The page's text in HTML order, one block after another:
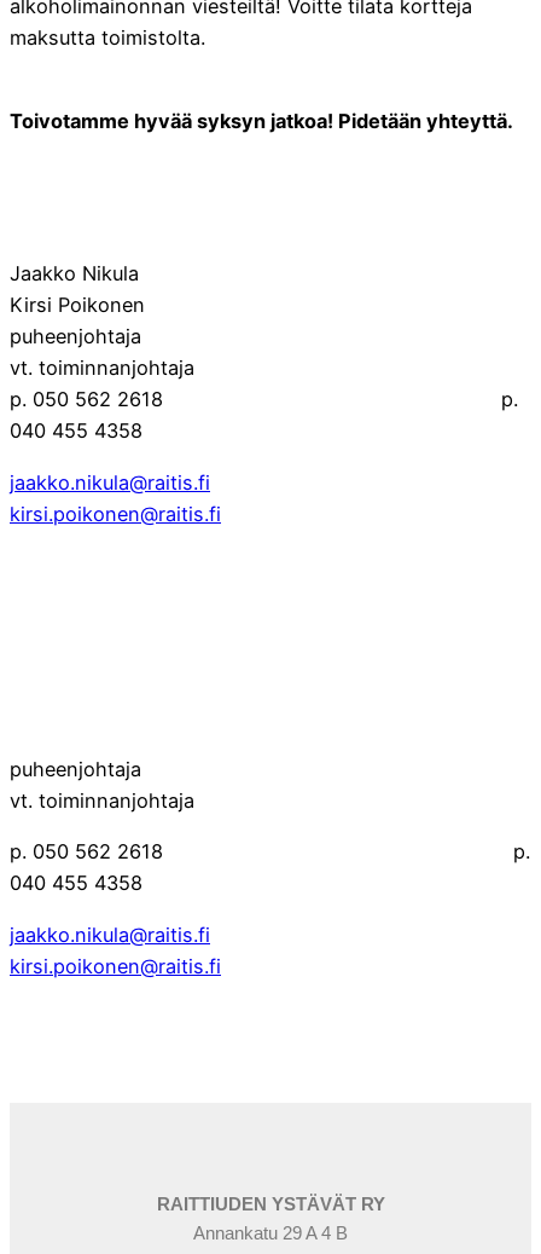
alkoholimainonnan viesteiltä! Voitte tilata kortteja
maksutta toimistolta.
Toivotamme hyvää syksyn jatkoa! Pidetään yhteyttä.
Jaakko Nikula
Kirsi Poikonen
puheenjohtaja
vt. toiminnanjohtaja
p. 050 562 2618 p.
040 455 4358
jaakko.nikula@raitis.fi
kirsi.poikonen@raitis.fi
puheenjohtaja
vt. toiminnanjohtaja
p. 050 562 2618 p.
040 455 4358
jaakko.nikula@raitis.fi
kirsi.poikonen@raitis.fi
RAITTIUDEN YSTÄVÄT RY
Annankatu 29 A 4 B